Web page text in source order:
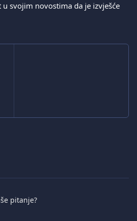
svojim novostima da je izvješće
pitanje?